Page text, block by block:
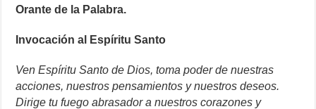
Orante de la Palabra.
Invocación al Espíritu Santo
Ven Espíritu Santo de Dios, toma poder de nuestras
acciones, nuestros pensamientos y nuestros deseos.
Dirige tu fuego abrasador a nuestros corazones y